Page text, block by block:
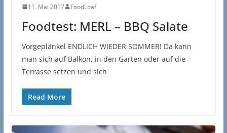
11. Mai 2017 FoodLoaf
Foodtest: MERL – BBQ Salate
Vorgeplänkel ENDLICH WIEDER SOMMER! Da kann
man sich auf Balkon, in den Garten oder auf die
Terrasse setzen und sich
Read More